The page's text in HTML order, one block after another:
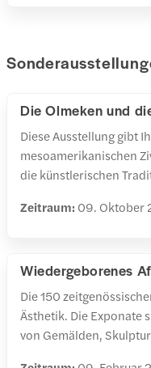
Die Olmeken und
Diese Ausstellung gibt
mesoamerikanischen
die künstlerischen
Zeitraum: 09. Oktober
Wiedergeborenes
Die 150
Ästhetik. Die Exponate
von Gemälden,